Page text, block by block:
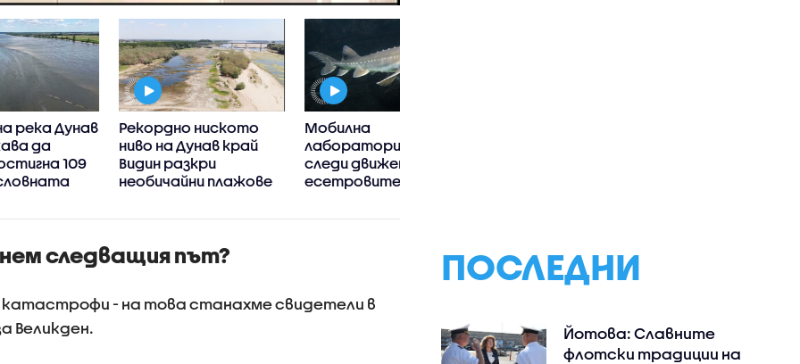
река Дунав
да
109
Рекордно ниското
ниво на Дунав край
Видин разкри
необичайни плажове
Мобилна
лаборатория ще
следи движението на
есетровите риби по
следващия път?
- на това станахме свидетели в
Великден.
ПОСЛЕДНИ
Йотова: Славните
флотски традиции на